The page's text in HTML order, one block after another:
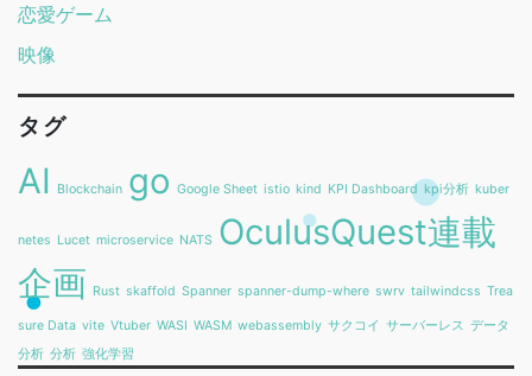
恋愛ゲーム
映像
タグ
AI Blockchain go Google Sheet istio kind KPI Dashboard kpi分析 kuber
netes Lucet microservice NATS OculusQuest連載
企画 Rust skaffold Spanner spanner-dump-where swrv tailwindcss Trea
sure Data vite Vtuber WASI WASM webassembly サクコイ サーバーレス データ
分析 分析 強化学習